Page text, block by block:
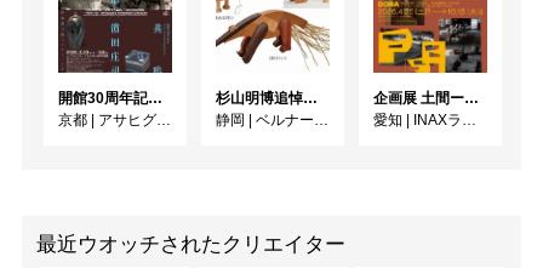
開館30周年記念 山本爲三郎・河井寬次郎没後60年記念 「共鳴 河井寬次郎 × 濱田庄司 ー山本爲三郎コレクションより」
京都 | アサヒグループ大山崎山荘美術館
杉山明博追悼展 木とわたし―木工の妙技と美術教育
静岡 | ベルナール・ビュフェ美術館
企画展 土間ーつくって、つかって、再発見ー
愛知 | INAXライブミュージアム
最近ウオッチされたクリエイター